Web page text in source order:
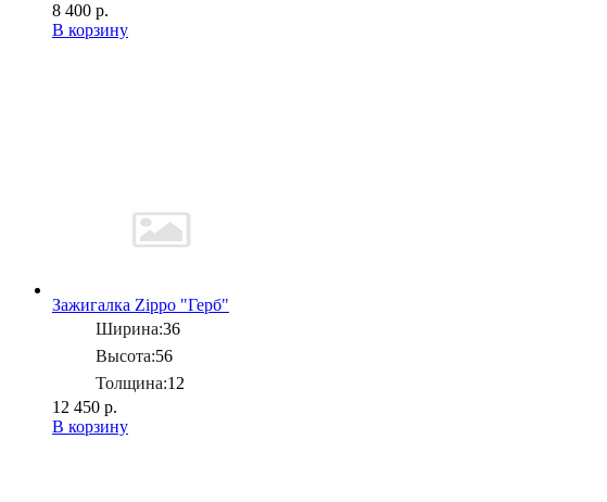
8 400 р.
В корзину
Зажигалка Zippo "Герб"
Ширина:36
Высота:56
Толщина:12
12 450 р.
В корзину